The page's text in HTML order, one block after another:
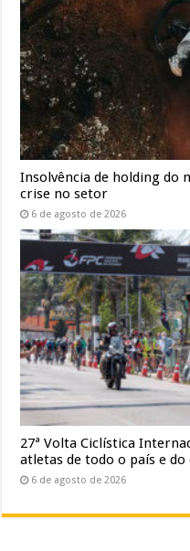
Insolvência de holding do
crise no setor
6 de agosto de 2026
27ª Volta Ciclística
atletas de todo o país e
6 de agosto de 2026